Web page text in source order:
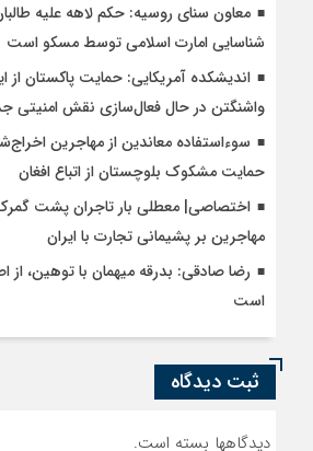
معاون سنای روسیه: حکم لاهه علیه
شناسایی امارت اسلامی توسط مسکو است
اندیشکده آمریکایی: حمایت پاکستان از
واشنگتن در حال فعال‌سازی نقش امنیتی
سوءاستفاده معاندین از مهاجرین
حمایت مشکوک بلوچستان از اتباع افغان
اختصاصی| معطلی بار تاجران پشت گمرک
مهاجرین بر پشیمانی تجارت با ایران
رضا صادقی: بدرقه میهمان با توهین، از
است
ثبت دیدگاه
دیدگاهها بسته است.